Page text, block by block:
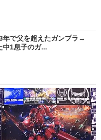
で父を超えたガンプラ→
1息子のガ...